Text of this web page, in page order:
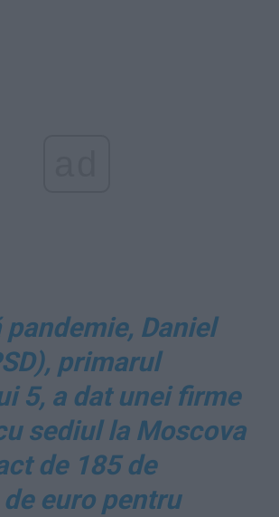
Daniel
primarul
5, a dat unei firme
sediul la Moscova
de 185 de
euro pentru